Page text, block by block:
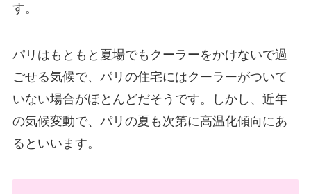
す。
パリはもともと夏場でもクーラーをかけないで過
ごせる気候で、パリの住宅にはクーラーがついて
いない場合がほとんどだそうです。しかし、近年
の気候変動で、パリの夏も次第に高温化傾向にあ
るといいます。